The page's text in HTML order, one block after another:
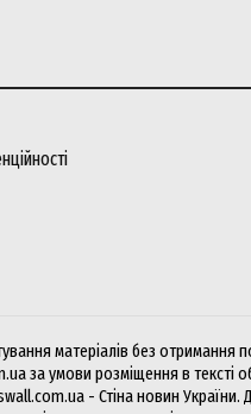
матеріалів без отримання
за умови розміщення в тексті
- Стіна новин України.